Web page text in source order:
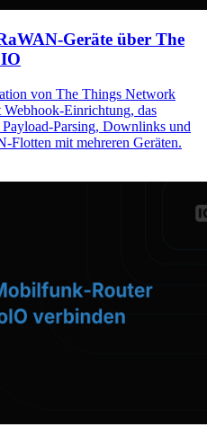
Geräte über The
von The Things Network
Einrichtung, das
Parsing, Downlinks und
Flotten mit mehreren Geräten.